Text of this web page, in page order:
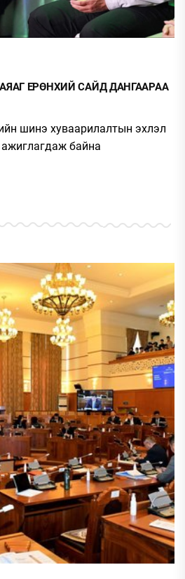
ЕРӨНХИЙ САЙД ДАНГААРАА
шинэ хуваарилалтын эхлэл
байна